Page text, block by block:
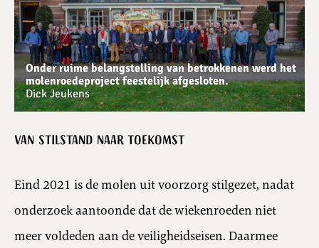
Onder ruime belangstelling van betrokkenen werd het
molenroedeproject feestelijk afgesloten.
Dick Jeukens
Van stilstand naar toekomst
Eind 2021 is de molen uit voorzorg stilgezet, nadat
onderzoek aantoonde dat de wiekenroeden niet
meer voldeden aan de veiligheidseisen. Daarmee